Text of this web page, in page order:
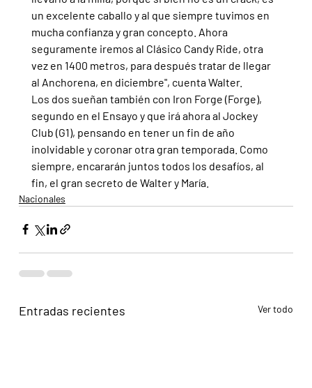
un excelente caballo y al que siempre tuvimos en
mucha confianza y gran concepto. Ahora
seguramente iremos al Clásico Candy Ride, otra
vez en 1400 metros, para después tratar de llegar
al Anchorena, en diciembre", cuenta Walter.
Los dos sueñan también con Iron Forge (Forge),
segundo en el Ensayo y que irá ahora al Jockey
Club (G1), pensando en tener un fin de año
inolvidable y coronar otra gran temporada. Como
siempre, encararán juntos todos los desafíos, al
fin, el gran secreto de Walter y María.
Nacionales
Entradas recientes Ver todo